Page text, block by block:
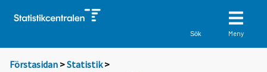
Sök Meny
Förstasidan >Statistik >